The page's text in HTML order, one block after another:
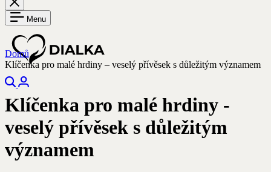
Menu
Hledejte
produkty,
články
nebo
kategorie
Domů
Klíčenka pro malé hrdiny – veselý přívěsek s důležitým významem
Klíčenka pro malé hrdiny -
veselý přívěsek s důležitým
významem